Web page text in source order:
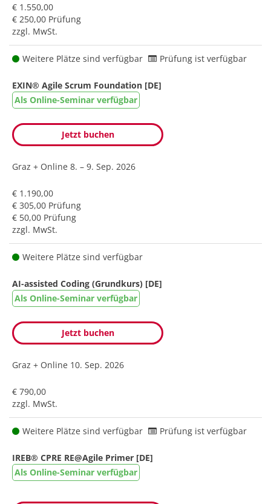
€ 1.550,00
€ 250,00 Prüfung
zzgl. MwSt.
Weitere Plätze sind verfügbar Prüfung ist verfügbar
EXIN® Agile Scrum Foundation [DE]
Als Online-Seminar verfügbar
Jetzt buchen
Graz + Online 8. – 9. Sep. 2026
€ 1.190,00
€ 305,00 Prüfung
€ 50,00 Prüfung
zzgl. MwSt.
Weitere Plätze sind verfügbar
AI-assisted Coding (Grundkurs) [DE]
Als Online-Seminar verfügbar
Jetzt buchen
Graz + Online 10. Sep. 2026
€ 790,00
zzgl. MwSt.
Weitere Plätze sind verfügbar Prüfung ist verfügbar
IREB® CPRE RE@Agile Primer [DE]
Als Online-Seminar verfügbar